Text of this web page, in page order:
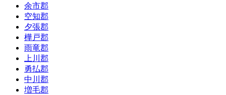
余市郡
空知郡
夕張郡
樺戸郡
雨竜郡
上川郡
勇払郡
中川郡
増毛郡